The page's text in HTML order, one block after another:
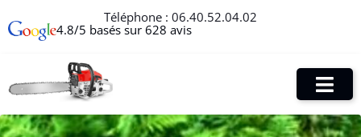
Téléphone : 06.40.52.04.02
4.8/5 basés sur 628 avis